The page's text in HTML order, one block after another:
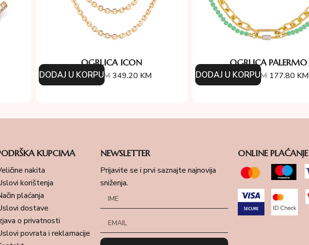
OGRLICA ICON
388.00KM349.20 KM
DODAJ U KORPU
OGRLICA PALERMO
254.00KM 177.80 KM
DODAJ U KORPU
KUPCIMA
nakita
korištenja
plaćanja
dostave
o privatnosti
povrata i reklamacije
NEWSLETTER
Prijavite se i prvi saznajte najnovija
sniženja.
ONLINE PLAĆANJE